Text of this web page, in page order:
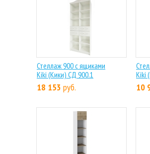
Стеллаж 900 с ящиками
Kiki (Кики) СД 900.1
18 153 руб.
Kiki
10